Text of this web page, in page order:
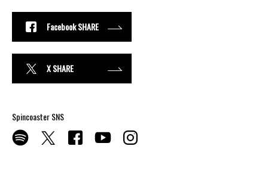
Facebook SHARE
X SHARE
Spincoaster SNS